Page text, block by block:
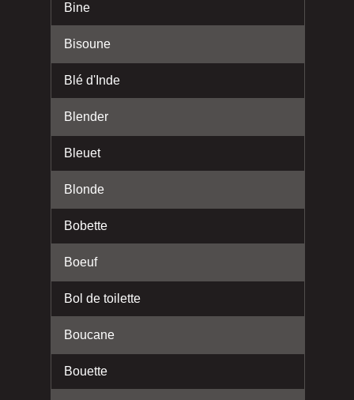
Bine
Bisoune
Blé d'Inde
Blender
Bleuet
Blonde
Bobette
Boeuf
Bol de toilette
Boucane
Bouette